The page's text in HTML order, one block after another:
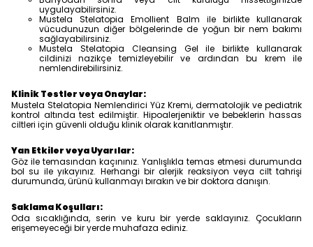
uygulayabilirsiniz.
Mustela Stelatopia Emollient Balm ile birlikte kullanarak
vücudunuzun diğer bölgelerinde de yoğun bir nem bakımı
sağlayabilirsiniz.
Mustela Stelatopia Cleansing Gel ile birlikte kullanarak
cildinizi nazikçe temizleyebilir ve ardından bu krem ile
nemlendirebilirsiniz.
Klinik Testler veya Onaylar:
Mustela Stelatopia Nemlendirici Yüz Kremi, dermatolojik ve pediatrik
kontrol altında test edilmiştir. Hipoalerjeniktir ve bebeklerin hassas
ciltleri için güvenli olduğu klinik olarak kanıtlanmıştır.
Yan Etkiler veya Uyarılar:
Göz ile temasından kaçınınız. Yanlışlıkla temas etmesi durumunda
bol su ile yıkayınız. Herhangi bir alerjik reaksiyon veya cilt tahrişi
durumunda, ürünü kullanmayı bırakın ve bir doktora danışın.
Saklama Koşulları:
Oda sıcaklığında, serin ve kuru bir yerde saklayınız. Çocukların
erişemeyeceği bir yerde muhafaza ediniz.